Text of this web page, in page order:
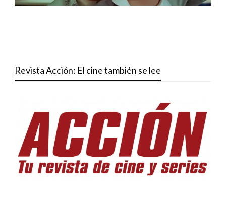
Revista Acción: El cine también se lee